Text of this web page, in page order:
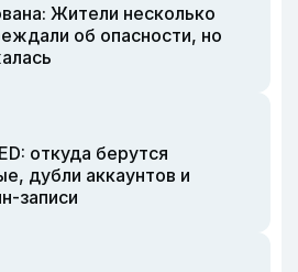
Жители несколько
об опасности, но
откуда берутся
дубли аккаунтов и
записи